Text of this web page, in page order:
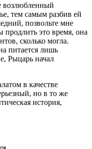
тем самым разбив ей
позвольте мне
это время, она
сколько могла.
питается лишь
Рыцарь начал
в качестве
но в то же
история,